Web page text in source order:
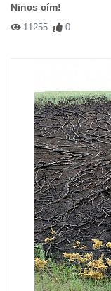
Nincs cím!
11255 0